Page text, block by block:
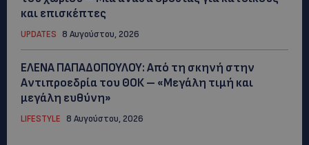
και επισκέπτες
UPDATES 8 Αυγούστου, 2026
ΕΛΕΝΑ ΠΑΠΑΔΟΠΟΥΛΟΥ: Από τη σκηνή στην
Αντιπροεδρία του ΘΟΚ – «Μεγάλη τιμή και
μεγάλη ευθύνη»
LIFESTYLE 8 Αυγούστου, 2026